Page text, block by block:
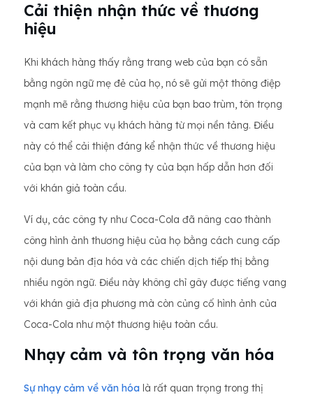
Cải thiện nhận thức về thương
hiệu
Khi khách hàng thấy rằng trang web của bạn có sẵn
bằng ngôn ngữ mẹ đẻ của họ, nó sẽ gửi một thông điệp
mạnh mẽ rằng thương hiệu của bạn bao trùm, tôn trọng
và cam kết phục vụ khách hàng từ mọi nền tảng. Điều
này có thể cải thiện đáng kể nhận thức về thương hiệu
của bạn và làm cho công ty của bạn hấp dẫn hơn đối
với khán giả toàn cầu.
Ví dụ, các công ty như Coca-Cola đã nâng cao thành
công hình ảnh thương hiệu của họ bằng cách cung cấp
nội dung bản địa hóa và các chiến dịch tiếp thị bằng
nhiều ngôn ngữ. Điều này không chỉ gây được tiếng vang
với khán giả địa phương mà còn củng cố hình ảnh của
Coca-Cola như một thương hiệu toàn cầu.
Nhạy cảm và tôn trọng văn hóa
Sự nhạy cảm về văn hóa là rất quan trọng trong thị